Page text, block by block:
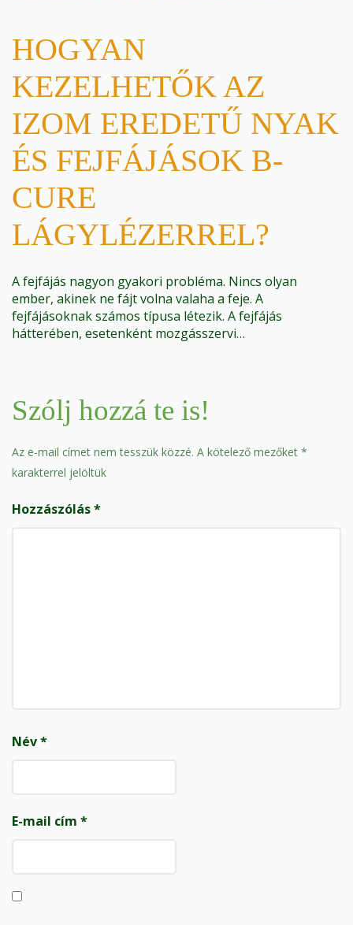
HOGYAN
KEZELHETŐK AZ
IZOM EREDETŰ NYAK
ÉS FEJFÁJÁSOK B-
CURE
LÁGYLÉZERREL?
A fejfájás nagyon gyakori probléma. Nincs olyan
ember, akinek ne fájt volna valaha a feje. A
fejfájásoknak számos típusa létezik. A fejfájás
hátterében, esetenként mozgásszervi…
Szólj hozzá te is!
Az e-mail címet nem tesszük közzé. A kötelező mezőket *
karakterrel jelöltük
Hozzászólás*
Név*
E-mail cím *